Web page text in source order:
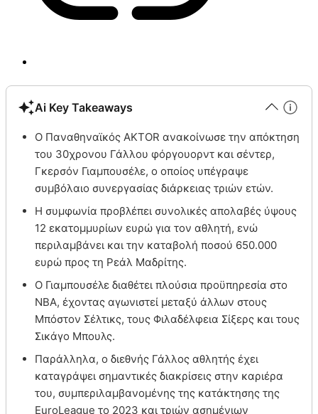
Ai Key Takeaways
Ο Παναθηναϊκός AKTOR ανακοίνωσε την απόκτηση
του 30χρονου Γάλλου φόργουορντ και σέντερ,
Γκερσόν Γιαμπουσέλε, ο οποίος υπέγραψε
συμβόλαιο συνεργασίας διάρκειας τριών ετών.
Η συμφωνία προβλέπει συνολικές απολαβές ύψους
12 εκατομμυρίων ευρώ για τον αθλητή, ενώ
περιλαμβάνει και την καταβολή ποσού 650.000
ευρώ προς τη Ρεάλ Μαδρίτης.
Ο Γιαμπουσέλε διαθέτει πλούσια προϋπηρεσία στο
NBA, έχοντας αγωνιστεί μεταξύ άλλων στους
Μπόστον Σέλτικς, τους Φιλαδέλφεια Σίξερς και τους
Σικάγο Μπουλς.
Παράλληλα, ο διεθνής Γάλλος αθλητής έχει
καταγράψει σημαντικές διακρίσεις στην καριέρα
του, συμπεριλαμβανομένης της κατάκτησης της
EuroLeague το 2023 και τριών ασημένιων